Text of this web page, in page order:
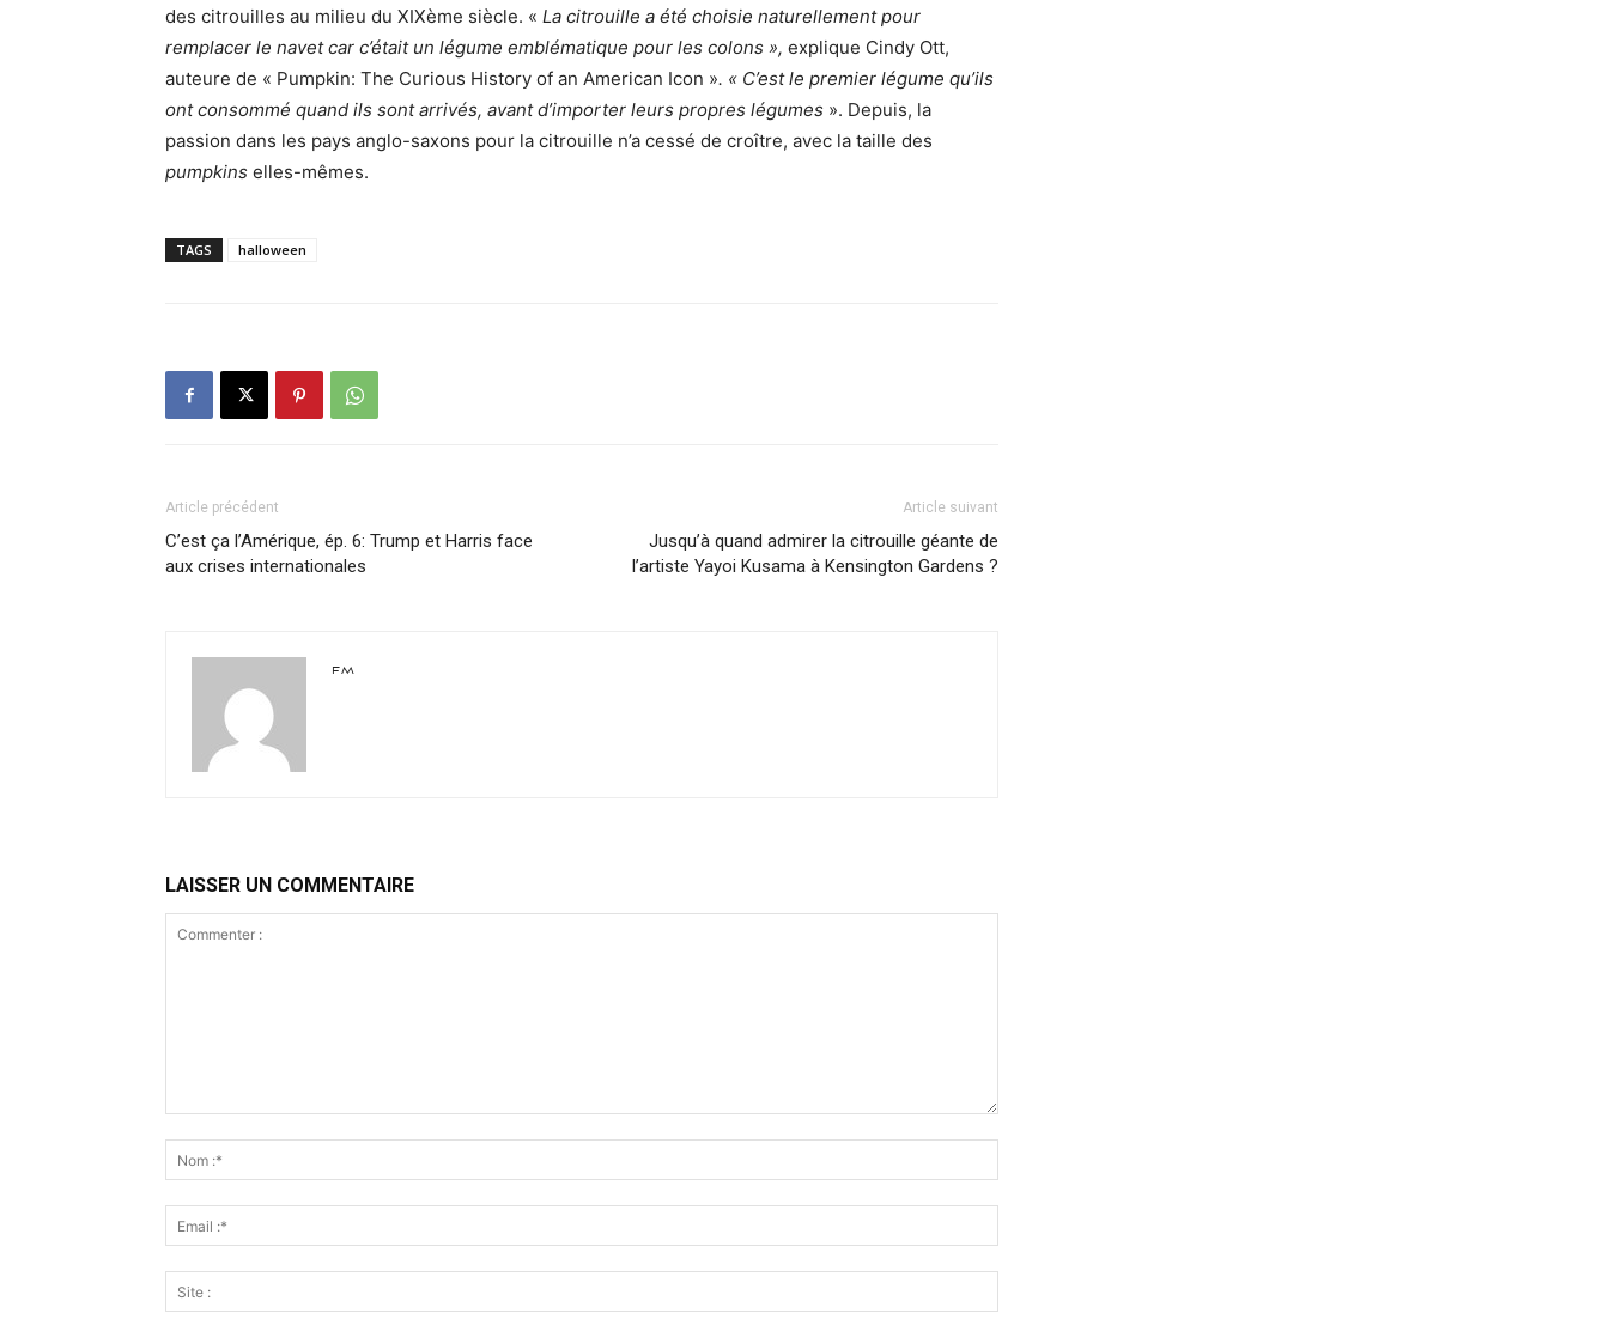
des citrouilles au milieu du XIXème siècle. « La citrouille a été choisie naturellement pour
remplacer le navet car c’était un légume emblématique pour les colons », explique Cindy Ott,
auteure de « Pumpkin: The Curious History of an American Icon ». « C’est le premier légume qu’ils
ont consommé quand ils sont arrivés, avant d’importer leurs propres légumes ». Depuis, la
passion dans les pays anglo-saxons pour la citrouille n’a cessé de croître, avec la taille des
pumpkins elles-mêmes.
TAGS halloween
Article précédent
C’est ça l’Amérique, ép. 6: Trump et Harris face
aux crises internationales
Article suivant
Jusqu’à quand admirer la citrouille géante de
l’artiste Yayoi Kusama à Kensington Gardens ?
FM
LAISSER UN COMMENTAIRE